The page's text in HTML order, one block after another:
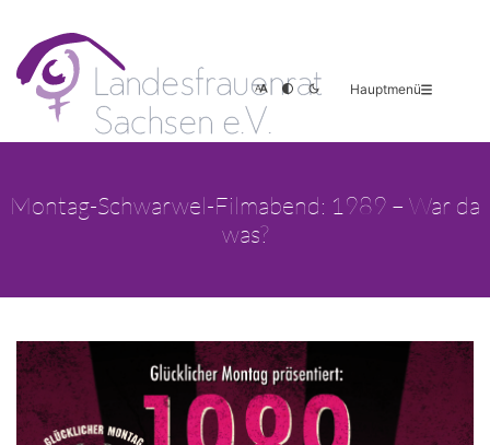
Hauptmenü
Montag-Schwarwel-Filmabend: 1989 – War da
was?